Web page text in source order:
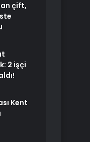
çift,
2 işçi
Kent